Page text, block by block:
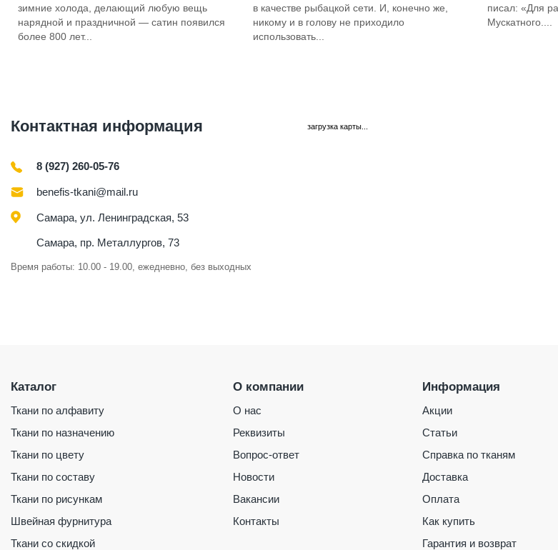
зимние холода, делающий любую вещь
нарядной и праздничной — сатин появился
более 800 лет...
в качестве рыбацкой сети. И, конечно же,
никому и в голову не приходило
использовать...
писал: «Для
Мускатного....
Контактная информация
8 (927) 260-05-76
benefis-tkani@mail.ru
Самара, ул. Ленинградская, 53
Самара, пр. Металлургов, 73
Время работы: 10.00 - 19.00, ежедневно, без выходных
загрузка карты...
Каталог
Ткани по алфавиту
Ткани по назначению
Ткани по цвету
Ткани по составу
Ткани по рисункам
Швейная фурнитура
Ткани со скидкой
О компании
О нас
Реквизиты
Вопрос-ответ
Новости
Вакансии
Контакты
Информация
Акции
Статьи
Справка по тканям
Доставка
Оплата
Как купить
Гарантия и возврат